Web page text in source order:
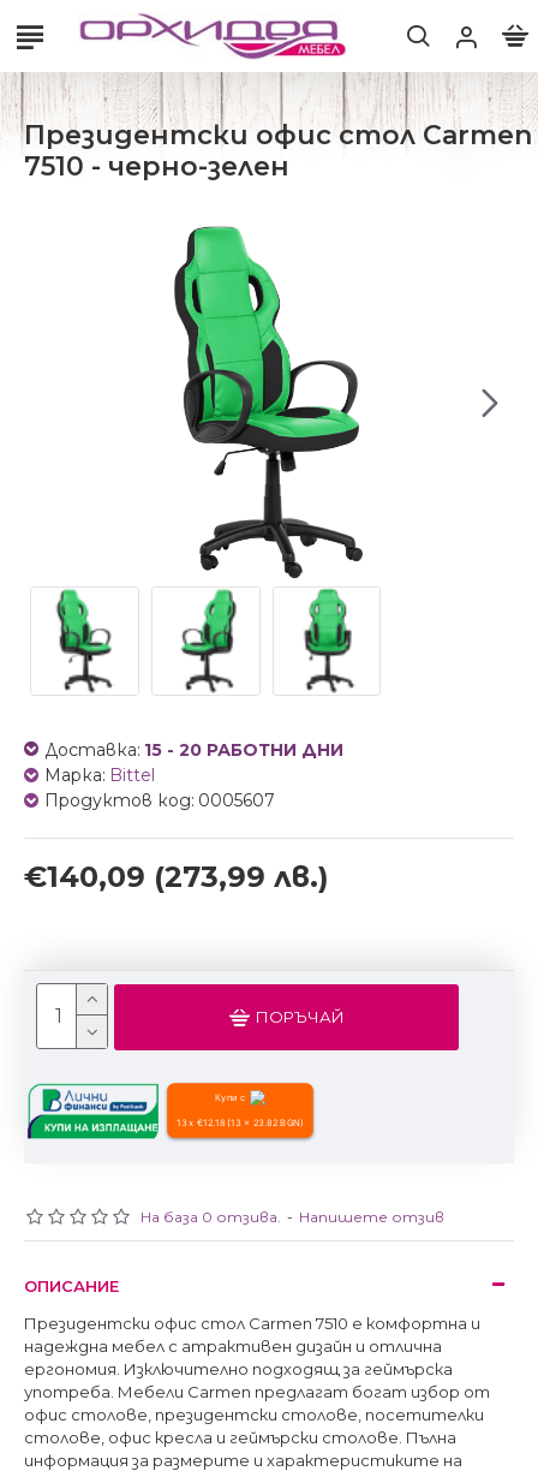
Президентски офис стол Carmen
7510 - черно-зелен
На база 0 отзива. - Напишете отзив
€140,09 (273,99 лв.)
Доставка: 15 - 20 РАБОТНИ ДНИ
Марка: Bittel
Продуктов код: 0005607
ПОРЪЧАЙ
Купи с
13 x €12.18 (13 x 23.82 BGN)
ОПИСАНИЕ
Президентски офис стол Carmen 7510 е комфортна и
надеждна мебел с атрактивен дизайн и отлична
ергономия. Изключително подходящ за геймърска
употреба. Мебели Carmen предлагат богат избор от
офис столове, президентски столове, посетителки
столове, офис кресла и геймърски столове. Пълна
информация за размерите и характеристиките на